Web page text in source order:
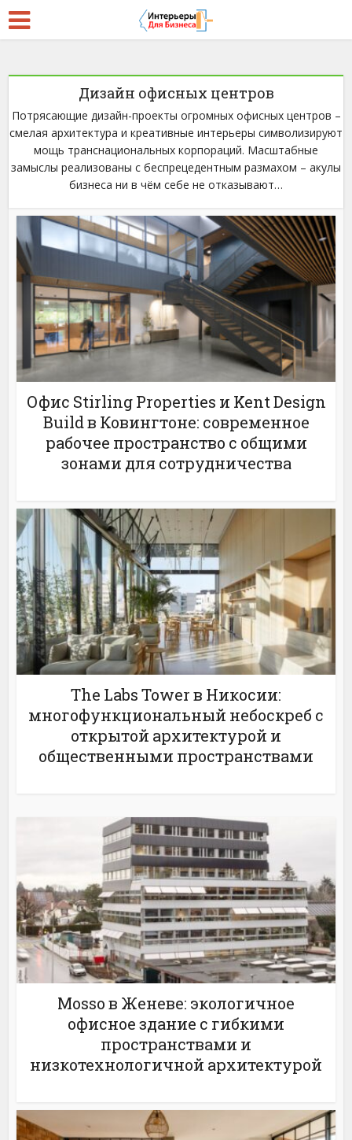
Дизайн офисных центров
Потрясающие дизайн-проекты огромных офисных центров –
смелая архитектура и креативные интерьеры символизируют
мощь транснациональных корпораций. Масштабные
замыслы реализованы с беспрецедентным размахом – акулы
бизнеса ни в чём себе не отказывают…
Офис Stirling Properties и Kent Design
Build в Ковингтоне: современное
рабочее пространство с общими
зонами для сотрудничества
The Labs Tower в Никосии:
многофункциональный небоскреб с
открытой архитектурой и
общественными пространствами
Mosso в Женеве: экологичное
офисное здание с гибкими
пространствами и
низкотехнологичной архитектурой